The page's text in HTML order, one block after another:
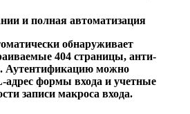
и полная автоматизация
обнаруживает
404 страницы, анти-
Аутентификацию можно
адрес формы входа и учетные
записи макроса входа.